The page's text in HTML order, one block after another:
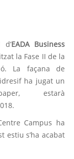
d’EADA Business
la Fase II de la
La façana de
ha jugat un
estarà
Campus ha
estiu s’ha acabat